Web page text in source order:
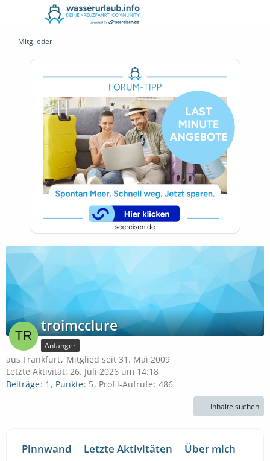
Mitglieder
troimcclure
Anfänger
aus Frankfurt Mitglied seit 31. Mai 2009
Letzte Aktivität: 26. Juli 2026 um 14:18
Beiträge 1 Punkte 5 Profil-Aufrufe 486
Inhalte suchen
Pinnwand Letzte Aktivitäten Über mich